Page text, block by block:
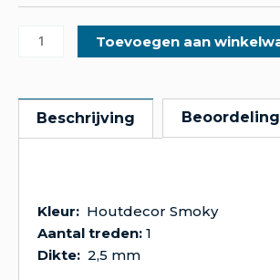
Toevoegen aan
Beschrijving
Kleur: Houtdecor Smoky
Aantal treden: 1
Dikte: 2,5